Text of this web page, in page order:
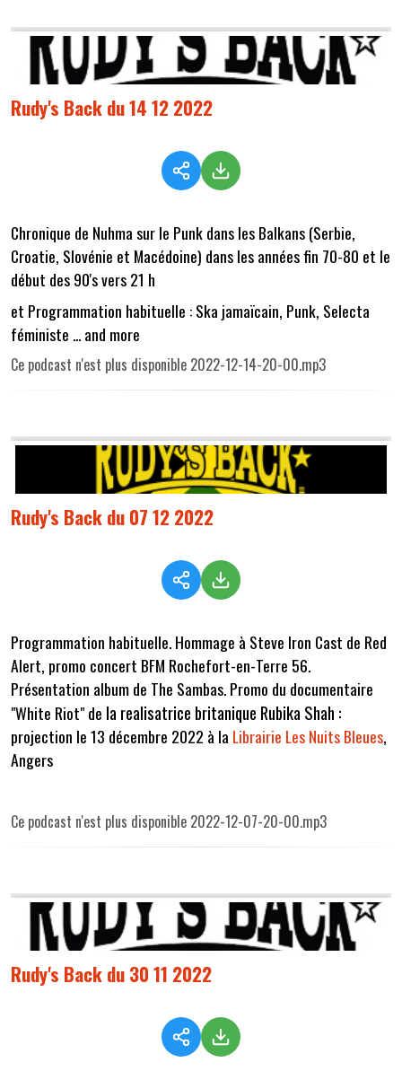
Rudy's Back du 14 12 2022
Chronique de Nuhma sur le Punk dans les Balkans (Serbie,
Croatie, Slovénie et Macédoine) dans les années fin 70-80 et le
début des 90's vers 21 h
et Programmation habituelle : Ska jamaïcain, Punk, Selecta
féministe ... and more
Ce podcast n'est plus disponible 2022-12-14-20-00.mp3
Rudy's Back du 07 12 2022
Programmation habituelle. Hommage à Steve Iron Cast de Red
Alert, promo concert BFM Rochefort-en-Terre 56.
Présentation album de The Sambas. Promo du documentaire
"White Riot" de la realisatrice britanique Rubika Shah :
projection le 13 décembre 2022 à la Librairie Les Nuits Bleues,
Angers
Ce podcast n'est plus disponible 2022-12-07-20-00.mp3
Rudy's Back du 30 11 2022